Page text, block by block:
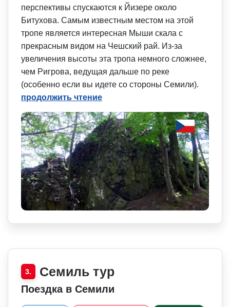
перспективы спускаются к Йизере около
Битухова. Самым известным местом на этой
тропе является интересная Мыши скала с
прекрасным видом на Чешский рай. Из-за
увеличения высоты эта тропа немного сложнее,
чем Ригрова, ведущая дальше по реке
(особенно если вы идете со стороны Семили).
продолжить чтение
3. Семиль тур
Поездка в Семили